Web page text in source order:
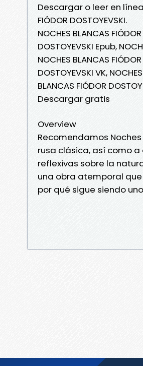
Descargar o leer en línea
FIÓDOR DOSTOYEVSKI.
NOCHES BLANCAS
DOSTOYEVSKI Epub,
NOCHES BLANCAS
DOSTOYEVSKI VK,
BLANCAS FIÓDOR
Descargar gratis
Overview
Recomendamos
rusa clásica, así como
reflexivas sobre la
una obra atemporal
por qué sigue siendo